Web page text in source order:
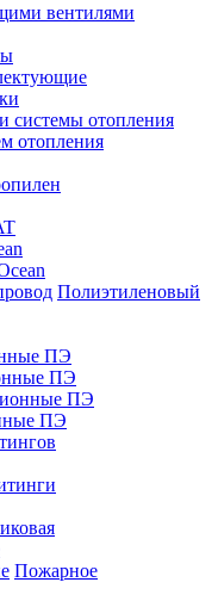
вентилями
системы отопления
отопления
Полиэтиленовый
ПЭ
ПЭ
ПЭ
ПЭ
Пожарное